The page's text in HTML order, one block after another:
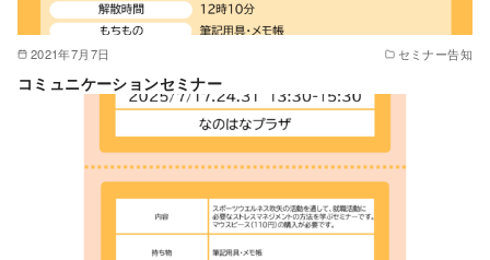
2021年7月7日 セミナー告知
コミュニケーションセミナー